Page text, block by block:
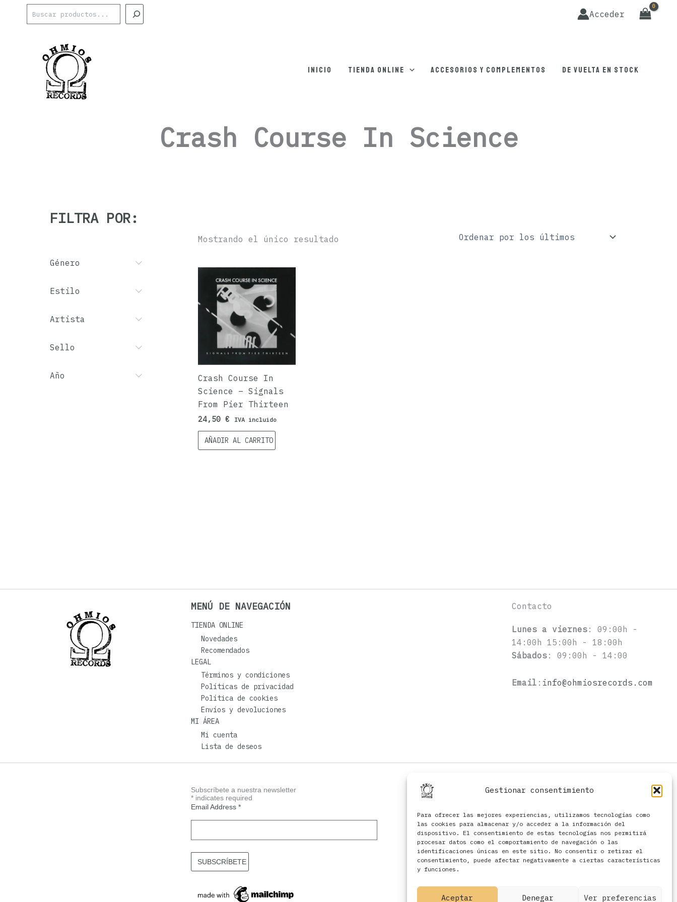
Gestionar consentimiento
Para ofrecer las mejores experiencias, utilizamos tecnologías como
las cookies para almacenar y/o acceder a la información del
dispositivo. El consentimiento de estas tecnologías nos permitirá
procesar datos como el comportamiento de navegación o las
identificaciones únicas en este sitio. No consentir o retirar el
consentimiento, puede afectar negativamente a ciertas características
y funciones.
Aceptar Denegar Ver preferencias
Acceder
Inicio Tienda online Accesorios y complementos De vuelta en stock
Crash Course In Science
FILTRA POR:
Género
Estilo
Artista
Sello
Año
Mostrando el único resultado
Crash Course In
Science – Signals
From Pier Thirteen
24,50€ IVA incluido
AÑADIR AL CARRITO
MENÚ DE NAVEGACIÓN
TIENDA ONLINE
Novedades
Recomendados
LEGAL
Términos y condiciones
Políticas de privacidad
Política de cookies
Envíos y devoluciones
MI ÁREA
Mi cuenta
Lista de deseos
Contacto
Lunes a viernes: 09:00h -
14:00h 15:00h - 18:00h
Sábados: 09:00h - 14:00
Email : info@ohmiosrecords.com
Subscríbete a nuestra newsletter
*indicates required
Email Address *